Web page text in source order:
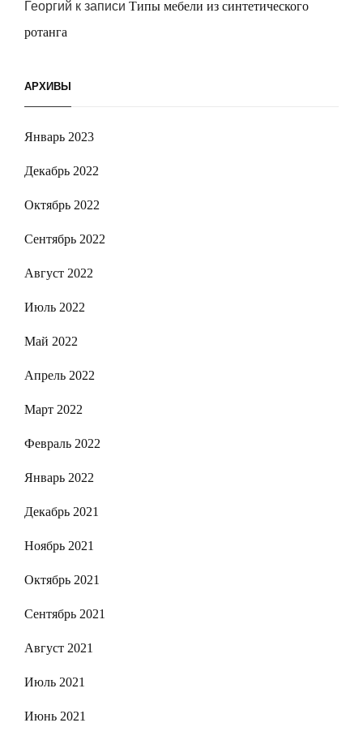
Георгий к записи Типы мебели из синтетического
ротанга
АРХИВЫ
Январь 2023
Декабрь 2022
Октябрь 2022
Сентябрь 2022
Август 2022
Июль 2022
Май 2022
Апрель 2022
Март 2022
Февраль 2022
Январь 2022
Декабрь 2021
Ноябрь 2021
Октябрь 2021
Сентябрь 2021
Август 2021
Июль 2021
Июнь 2021